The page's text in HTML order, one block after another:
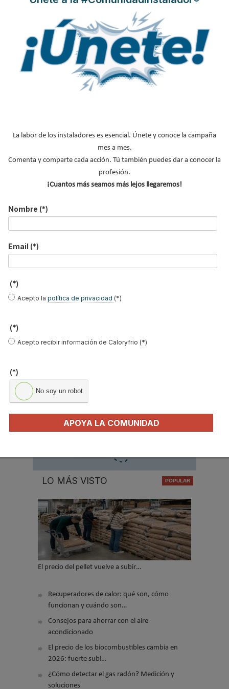
MÁS SOBRE ASOCIACIONES
ATECYR
AFEC
CNI
NOTICIAS DESTACADAS
Suscríbete a
nuestros boletines
Y RECIBE EN TU EMAIL TODA LA
ACTUALIDAD DEL SECTOR
Apellidos
Ocupación
No soy un robot
LO MÁS VISTO
El precio del pellet vuelve a subir…
Recuperadores de calor: qué son, cómo
funcionan y cuándo son…
Consejos para ahorrar con el aire
acondicionado
El precio de los biocombustibles cambia en
2026: fuerte subi…
¿Cómo detectar el gas radón? Medición y
soluciones
La labor de los instaladores es esencial. Únete y conoce la campaña
mes a mes.
Comenta y comparte cada acción. Tú también puedes dar a conocer la
profesión.
¡Cuantos más seamos más lejos llegaremos!
Nombre (*)
Email (*)
(*)
Acepto la política de privacidad (*)
(*)
Acepto recibir información de Caloryfrio (*)
(*)
No soy un robot
APOYA LA COMUNIDAD